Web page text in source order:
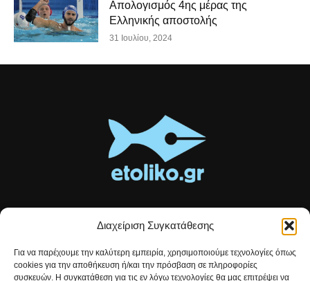
Διαχείριση Συγκατάθεσης
Για να παρέχουμε την καλύτερη εμπειρία, χρησιμοποιούμε τεχνολογίες όπως
cookies για την αποθήκευση ή/και την πρόσβαση σε πληροφορίες
συσκευών. Η συγκατάθεση για τις εν λόγω τεχνολογίες θα μας επιτρέψει να
Απολογισμός 4ης μέρας της
Ελληνικής αποστολής
31 Ιουλίου, 2024
Τοπικές ειδήσεις, αναλύσεις και ιστορίες από το Αιτωλικό
Αρθρογραφία που συνδέει, εμπνέει και ενημερώνει.